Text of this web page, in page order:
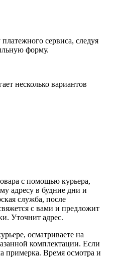
сервиса, следуя
форму.
несколько вариантов
с помощью курьера,
адресу в будние дни и
служба, после
с вами и предложит
Уточнит адрес.
осматриваете на
комплектации. Если
примерка. Время осмотра и